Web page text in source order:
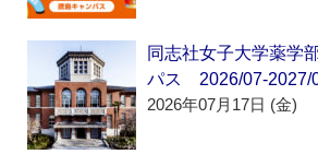
同志社女子大学薬学
パス 2026/07-2027/
2026年07月17日 (金)